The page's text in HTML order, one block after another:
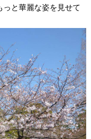
と華麗な姿を見せて